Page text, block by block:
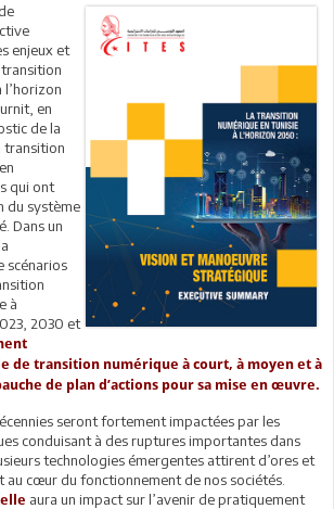
enjeux et
l’horizon
en
de la
transition
qui ont
du système
Dans un
scénarios
à
2030 et
de transition numérique à court, à moyen et à
de plan d’actions pour sa mise en œuvre.
seront fortement impactées par les
conduisant à des ruptures importantes dans
technologies émergentes attirent d’ores et
au cœur du fonctionnement de nos sociétés.
aura un impact sur l’avenir de pratiquement